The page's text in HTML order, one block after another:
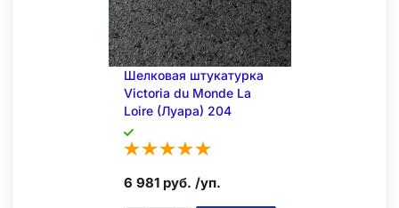
Шелковая штукатурка
Victoria du Monde La
Loire (Луара) 204
6 981 руб. /уп.